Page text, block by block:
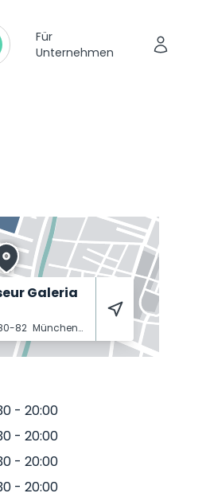
Für
Unternehmen
Galeria
82 München
- 20:00
- 20:00
- 20:00
- 20:00